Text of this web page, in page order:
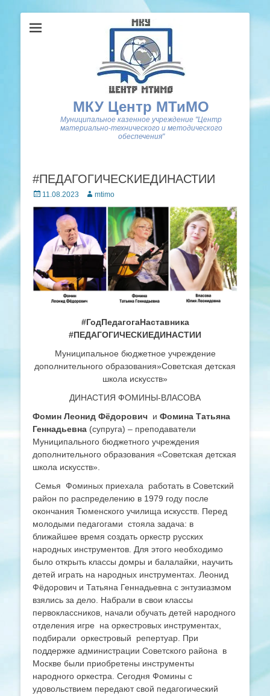
МКУ Центр МТиМО
Муниципальное казенное учреждение "Центр
материально-технического и методического
обеспечения"
#ПЕДАГОГИЧЕСКИЕДИНАСТИИ
Posted
on
11.08.2023 Author
mtimo
#ГодПедагогаНаставника
#ПЕДАГОГИЧЕСКИЕДИНАСТИИ
Муниципальное бюджетное учреждение
дополнительного образования»Советская детская
школа искусств»
ДИНАСТИЯ ФОМИНЫ-ВЛАСОВА
Фомин Леонид Фёдорович и Фомина Татьяна
Геннадьевна (супруга) – преподаватели
Муниципального бюджетного учреждения
дополнительного образования «Советская детская
школа искусств».
Семья Фоминых приехала работать в Советский
район по распределению в 1979 году после
окончания Тюменского училища искусств. Перед
молодыми педагогами стояла задача: в
ближайшее время создать оркестр русских
народных инструментов. Для этого необходимо
было открыть классы домры и балалайки, научить
детей играть на народных инструментах. Леонид
Фёдорович и Татьяна Геннадьевна с энтузиазмом
взялись за дело. Набрали в свои классы
первоклассников, начали обучать детей народного
отделения игре на оркестровых инструментах,
подбирали оркестровый репертуар. При
поддержке администрации Советского района в
Москве были приобретены инструменты
народного оркестра. Сегодня Фомины с
удовольствием передают свой педагогический